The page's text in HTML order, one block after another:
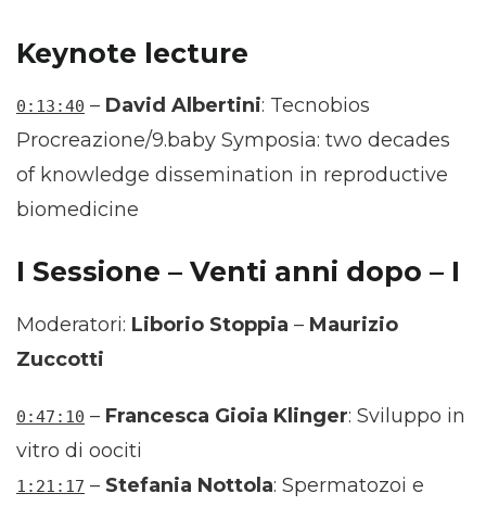
Keynote lecture
0:13:40 – David Albertini: Tecnobios
Procreazione/9.baby Symposia: two decades
of knowledge dissemination in reproductive
biomedicine
I Sessione – Venti anni dopo – I
Moderatori: Liborio Stoppia – Maurizio
Zuccotti
0:47:10 – Francesca Gioia Klinger: Sviluppo in
vitro di oociti
1:21:17 – Stefania Nottola: Spermatozoi e